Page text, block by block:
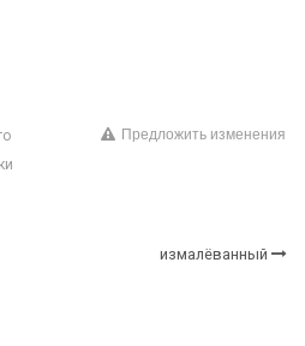
Предложить изменения
измалёванный